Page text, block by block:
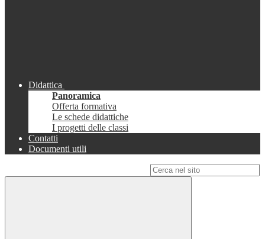
Didattica
Panoramica
Offerta formativa
Le schede didattiche
I progetti delle classi
Contatti
Documenti utili